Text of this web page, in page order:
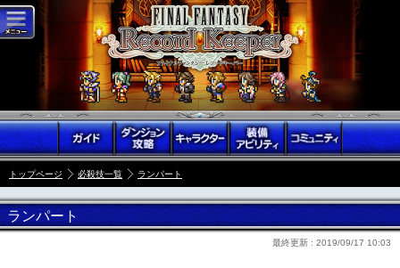
トップページ 必殺技一覧 ランパート
ランパート
最終更新 : 2019/09/17 10:03